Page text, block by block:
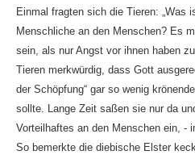
Einmal fragten sich die Tieren: „Was
Menschliche an den Menschen? Es
sein, als nur Angst vor ihnen haben
Tieren merkwürdig, dass Gott
der Schöpfung“ gar so wenig
sollte. Lange Zeit saßen sie nur da
Vorteilhaftes an den Menschen ein, -
So bemerkte die diebische Elster